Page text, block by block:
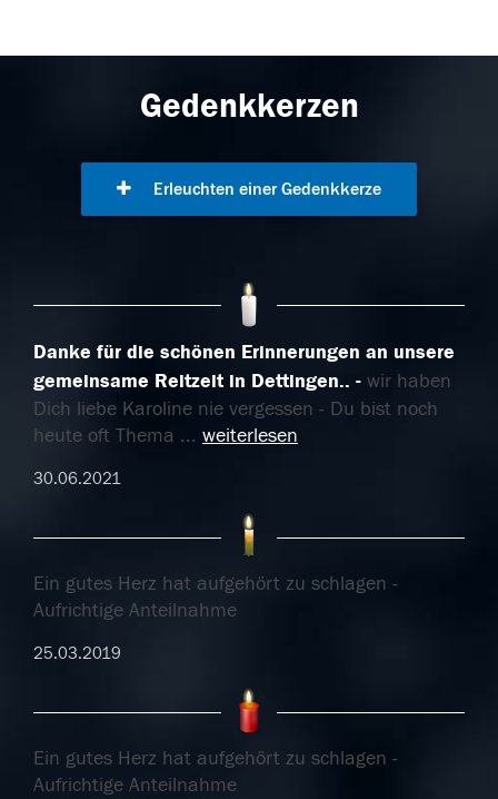
Gedenkkerzen
Erleuchten einer Gedenkkerze
Danke für die schönen Erinnerungen an unsere
gemeinsame Reitzeit in Dettingen..
wir haben
Dich liebe Karoline nie vergessen - Du bist noch
heute oft Thema ... weiterlesen
30.06.2021
Ein gutes Herz hat aufgehört zu schlagen -
Aufrichtige Anteilnahme
25.03.2019
Ein gutes Herz hat aufgehört zu schlagen -
Aufrichtige Anteilnahme